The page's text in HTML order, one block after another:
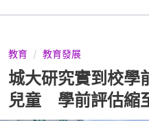
教育 教育發展
城大研究實到校學
兒童 學前評估縮